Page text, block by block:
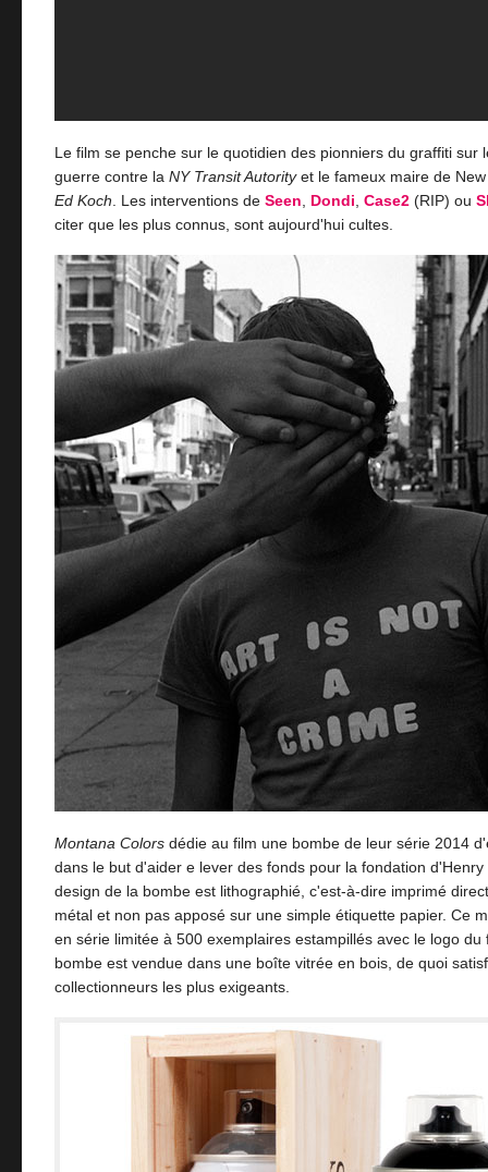
Le film se penche sur le quotidien des pionniers du graffiti sur
guerre contre la NY Transit Autorityet le fameux maire de
Ed Koch . Les interventions de Seen Dondi Case2 (RIP) ou
citer que les plus connus, sont aujourd'hui cultes.
Montana Colors dédie au film une bombe de leur série 2014
dans le but d'aider e lever des fonds pour la fondation d'Henry
design de la bombe est lithographié, c'est-à-dire imprimé
métal et non pas apposé sur une simple étiquette papier. Ce
en série limitée à 500 exemplaires estampillés avec le logo du
bombe est vendue dans une boîte vitrée en bois, de quoi
collectionneurs les plus exigeants.